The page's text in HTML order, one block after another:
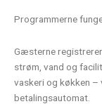
Programmerne
Gæsterne
strøm, vand og
vaskeri og køkken –
betalingsautomat.